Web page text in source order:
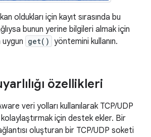
oldukları için kayıt sırasında bu
bunun yerine bilgileri almak için
uygun get() yöntemini kullanın.
özellikleri
veri yolları kullanılarak TCP/UDP
için destek ekler. Bir
oluşturan bir TCP/UDP soketi